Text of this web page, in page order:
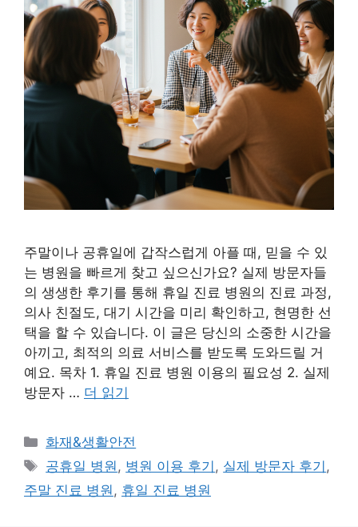
주말이나 공휴일에 갑작스럽게 아플 때, 믿을 수 있
는 병원을 빠르게 찾고 싶으신가요? 실제 방문자들
의 생생한 후기를 통해 휴일 진료 병원의 진료 과정,
의사 친절도, 대기 시간을 미리 확인하고, 현명한 선
택을 할 수 있습니다. 이 글은 당신의 소중한 시간을
아끼고, 최적의 의료 서비스를 받도록 도와드릴 거
예요. 목차 1. 휴일 진료 병원 이용의 필요성 2. 실제
방문자 … 더 읽기
카
테
고
리
화재&생활안전
태
그
공휴일 병원 , 병원 이용 후기 , 실제 방문자 후기 ,
주말 진료 병원 , 휴일 진료 병원